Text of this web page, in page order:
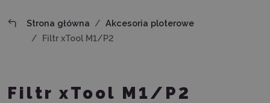
Strona główna
Akcesoria ploterowe
Filtr xTool M1/P2
Filtr xTool M1/P2